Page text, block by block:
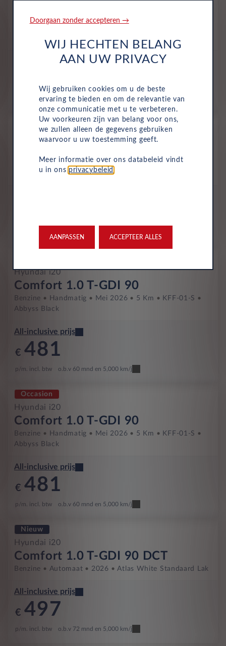
Comfort 1.0 T-GDI 90
Vibrant Blue
All-inclusive prijs
p/m. incl. btw o.b.v 60 mnd en 5,000 km/j
Occasion
Hyundai i20
Benzine Handmatig Juni 2026 5 Km
KFF-99-R
Vibrant Blue
p/m. incl. btw o.b.v 60 mnd en 5,000 km/j
Hyundai i20
Comfort 1.0 T-GDI 90
Benzine Handmatig Mei 2026 5 Km
KFF-01-S
Abbyss Black
All-inclusive prijs
€ 481
p/m. incl. btw o.b.v 60 mnd en 5,000 km/j
Occasion
Hyundai i20
Comfort 1.0 T-GDI 90
Benzine Handmatig Mei 2026 5 Km
KFF-01-S
Abbyss Black
All-inclusive prijs
€ 481
p/m. incl. btw o.b.v 60 mnd en 5,000 km/j
Nieuw
Hyundai i20
Comfort 1.0 T-GDI 90 DCT
Benzine Automaat 2026 Atlas White Standaard Lak
All-inclusive prijs
€ 497
p/m. incl. btw o.b.v 72 mnd en 5,000 km/j
Doorgaan zonder accepteren →
WIJ HECHTEN BELANG
AAN UW PRIVACY
Wij gebruiken cookies om u de beste
ervaring te bieden en om de relevantie van
onze communicatie met u te verbeteren.
Uw voorkeuren zijn van belang voor ons,
we zullen alleen de gegevens gebruiken
waarvoor u uw toestemming geeft.
Meer informatie over ons databeleid vindt
u in ons privacybeleid
AANPASSEN ACCEPTEER ALLES